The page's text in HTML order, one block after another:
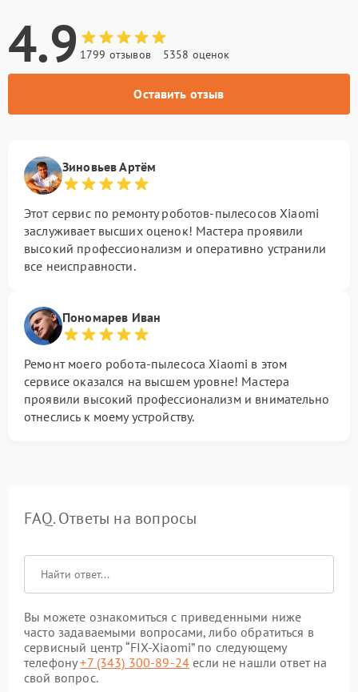
4.9 1799 отзывов 5358 оценок
Оставить отзыв
Зиновьев Артём
Этот сервис по ремонту роботов-пылесосов Xiaomi
заслуживает высших оценок! Мастера проявили
высокий профессионализм и оперативно устранили
все неисправности.
Пономарев Иван
Ремонт моего робота-пылесоса Xiaomi в этом
сервисе оказался на высшем уровне! Мастера
проявили высокий профессионализм и внимательно
отнеслись к моему устройству.
FAQ. Ответы на вопросы
Вы можете ознакомиться с приведенными ниже
часто задаваемыми вопросами, либо обратиться в
сервисный центр “FIX-Xiaomi” по следующему
телефону+7 (343) 300-89-24 если не нашли ответ на
свой вопрос.